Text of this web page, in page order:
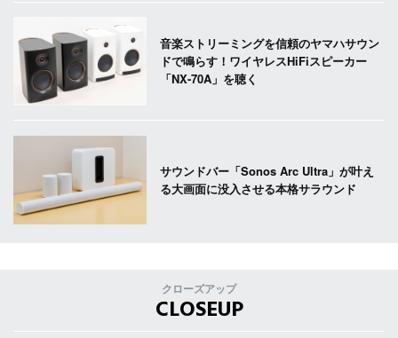
音楽ストリーミングを信頼のヤマハサウン
ドで鳴らす！ワイヤレスHiFiスピーカー
「NX-70A」を聴く
サウンドバー「Sonos Arc Ultra」が叶え
る大画面に没入させる本格サラウンド
クローズアップ
CLOSEUP